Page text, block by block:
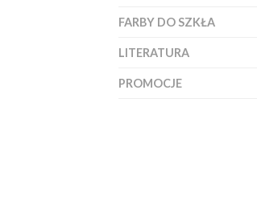
FARBY DO SZKŁA
LITERATURA
PROMOCJE